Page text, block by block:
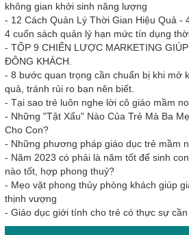
không gian khởi sinh năng lượng
- 12 Cách Quản Lý Thời Gian Hiệu Quả -
4 cuốn sách quản lý hạn mức tín dụng
- TỐP 9 CHIẾN LƯỢC MARKETING
ĐÔNG KHÁCH.
- 8 bước quan trọng cần chuẩn bị khi mở
quả, tránh rủi ro bạn nên biết.
- Tại sao trẻ luôn nghe lời cô giáo mầm
- Những "Tật Xấu" Nào Của Trẻ Mà Ba
Cho Con?
- Những phương pháp giáo dục trẻ mầm
- Năm 2023 có phải là năm tốt để sinh
nào tốt, hợp phong thuỷ?
- Mẹo vặt phong thủy phòng khách giúp
thịnh vượng
- Giáo dục giới tính cho trẻ có thực sự